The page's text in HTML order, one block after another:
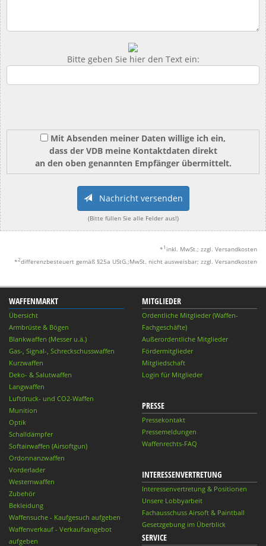
Bitte geben Sie hier den Text ein:
Mit Absenden meiner Daten willige ich ein,
dass der VDB meine Kontaktdaten direkt
an den oben genannten Empfänger übermittelt.
Nachricht versenden
(Bitte füllen Sie alle Felder aus!)
* 1 inkl. MwSt.; zzgl. Versandkosten
*2differenzbesteuert gemäß §25a UStG.;MwSt. nicht ausweisbar; zzgl. Versandkosten
WAFFENMARKT
Übersicht
Armbrüste & Bögen
Blankwaffen (Messer u.ä.)
Gas-, Signal-, Schreckschusswaffen
Kurzwaffen
Deko- & Salutwaffen
Langwaffen
Luftdruck- und CO2-Waffen
Munition
Optik
Schalldämpfer
Softairwaffen (Airsoftgun)
Ordonnanzwaffen
Vorderlader
Westernwaffen
Zubehör
Bekleidung
Waffensuche - Kaufgesuch aufgeben
Waffenverkauf - Verkaufsangebot
aufgeben
MITGLIEDER
Ordentliche Mitglieder (Waffen-
Fachgeschäfte)
Außerordentliche Mitglieder
Fördermitglieder
Mitgliedschaft
Login für Mitglieder
PRESSE
Pressekontakt
Pressemeldungen
Waffenrechts-FAQ
INTERESSENVERTRETUNG
Interessenvertretung & Positionen
Unsere Lobbyarbeit
Fachausschuss Airsoft & Paintball
Gesetzgebung im Überblick
SERVICE